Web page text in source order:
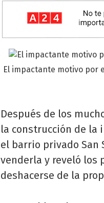
El impactante motivo por
Después de los
la construcción de la
el barrio privado San
venderla y reveló los
deshacerse de la